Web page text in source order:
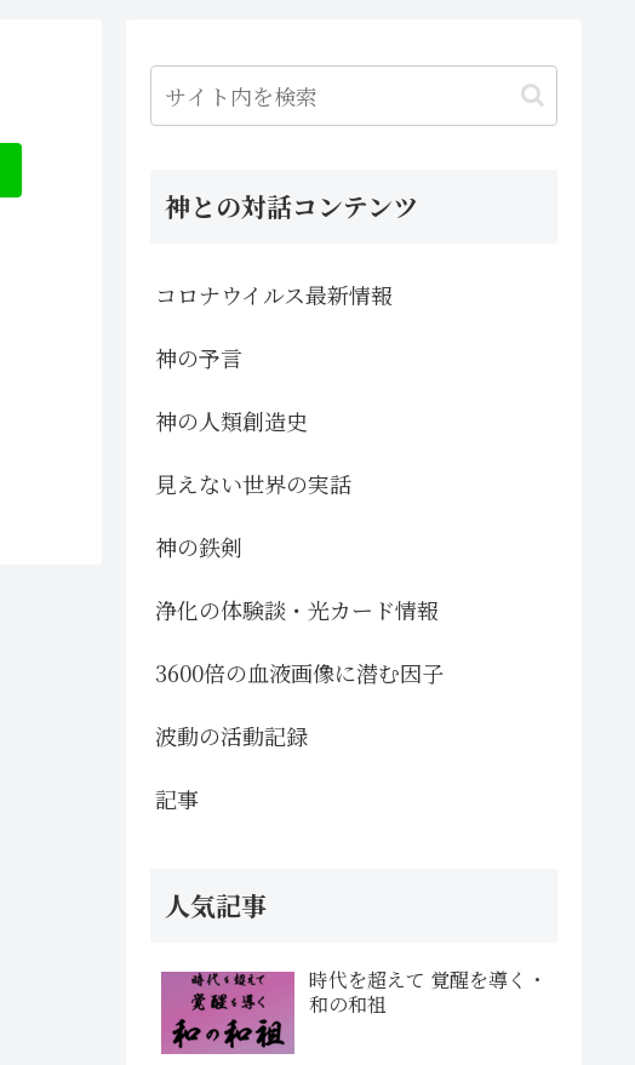
神との対話コンテンツ
コロナウイルス最新情報
神の予言
神の人類創造史
見えない世界の実話
神の鉄剣
浄化の体験談・光カード情報
3600倍の血液画像に潜む因子
波動の活動記録
記事
人気記事
時代を超えて 覚醒を導く・
和の和祖